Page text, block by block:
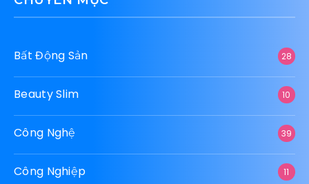
Bất Động Sản 28
Beauty Slim 10
Công Nghệ 39
Công Nghiệp 11